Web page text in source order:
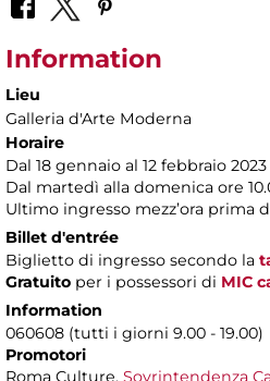
Information
Lieu
Galleria d'Arte Moderna
Horaire
Dal 18 gennaio al 12 febbraio 2023
Dal martedì alla domenica ore
Ultimo ingresso mezz’ora prima
Billet d'entrée
Biglietto di ingresso secondo la
Gratuito per i possessori di MIC
Information
060608 (tutti i giorni 9.00 - 19.00)
Promotori
Roma Culture, Sovrintendenza